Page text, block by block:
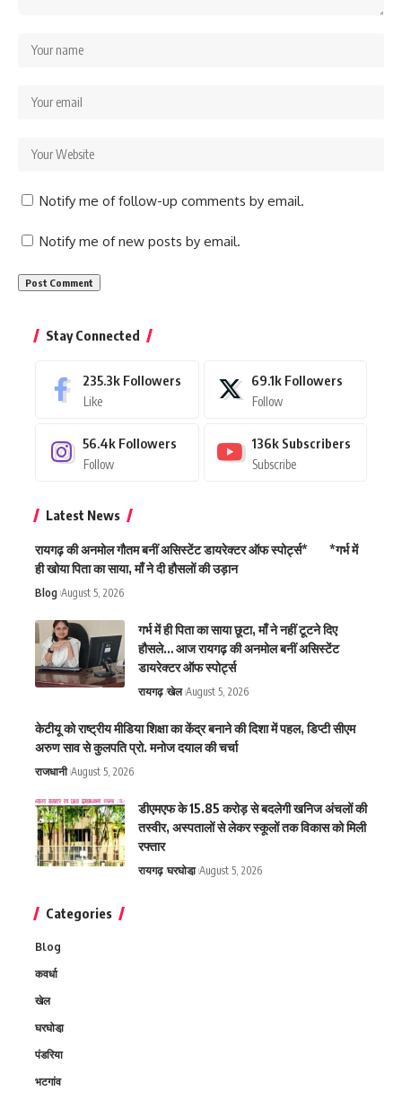
Notify me of follow-up comments by email.
Notify me of new posts by email.
Stay Connected
235.3k Followers
Like
69.1k Followers
Follow
56.4k Followers
Follow
136k Subscribers
Subscribe
Latest News
रायगढ़ की अनमोल गौतम बनीं असिस्टेंट डायरेक्टर ऑफ स्पोर्ट्स* *गर्भ में
ही खोया पिता का साया, माँ ने दी हौसलों की उड़ान
Blog August 5, 2026
गर्भ में ही पिता का साया छूटा, माँ ने नहीं टूटने दिए
हौसले… आज रायगढ़ की अनमोल बनीं असिस्टेंट
डायरेक्टर ऑफ स्पोर्ट्स
रायगढ़ खेल August 5, 2026
केटीयू को राष्ट्रीय मीडिया शिक्षा का केंद्र बनाने की दिशा में पहल, डिप्टी सीएम
अरुण साव से कुलपति प्रो. मनोज दयाल की चर्चा
राजधानी August 5, 2026
डीएमएफ के 15.85 करोड़ से बदलेगी खनिज अंचलों की
तस्वीर, अस्पतालों से लेकर स्कूलों तक विकास को मिली
रफ्तार
रायगढ़ घरघोडा़ August 5, 2026
Categories
Blog
कवर्धा
खेल
घरघोडा़
पंडरिया
भटगांव